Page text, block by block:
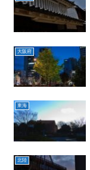
大阪府
東海
北陸